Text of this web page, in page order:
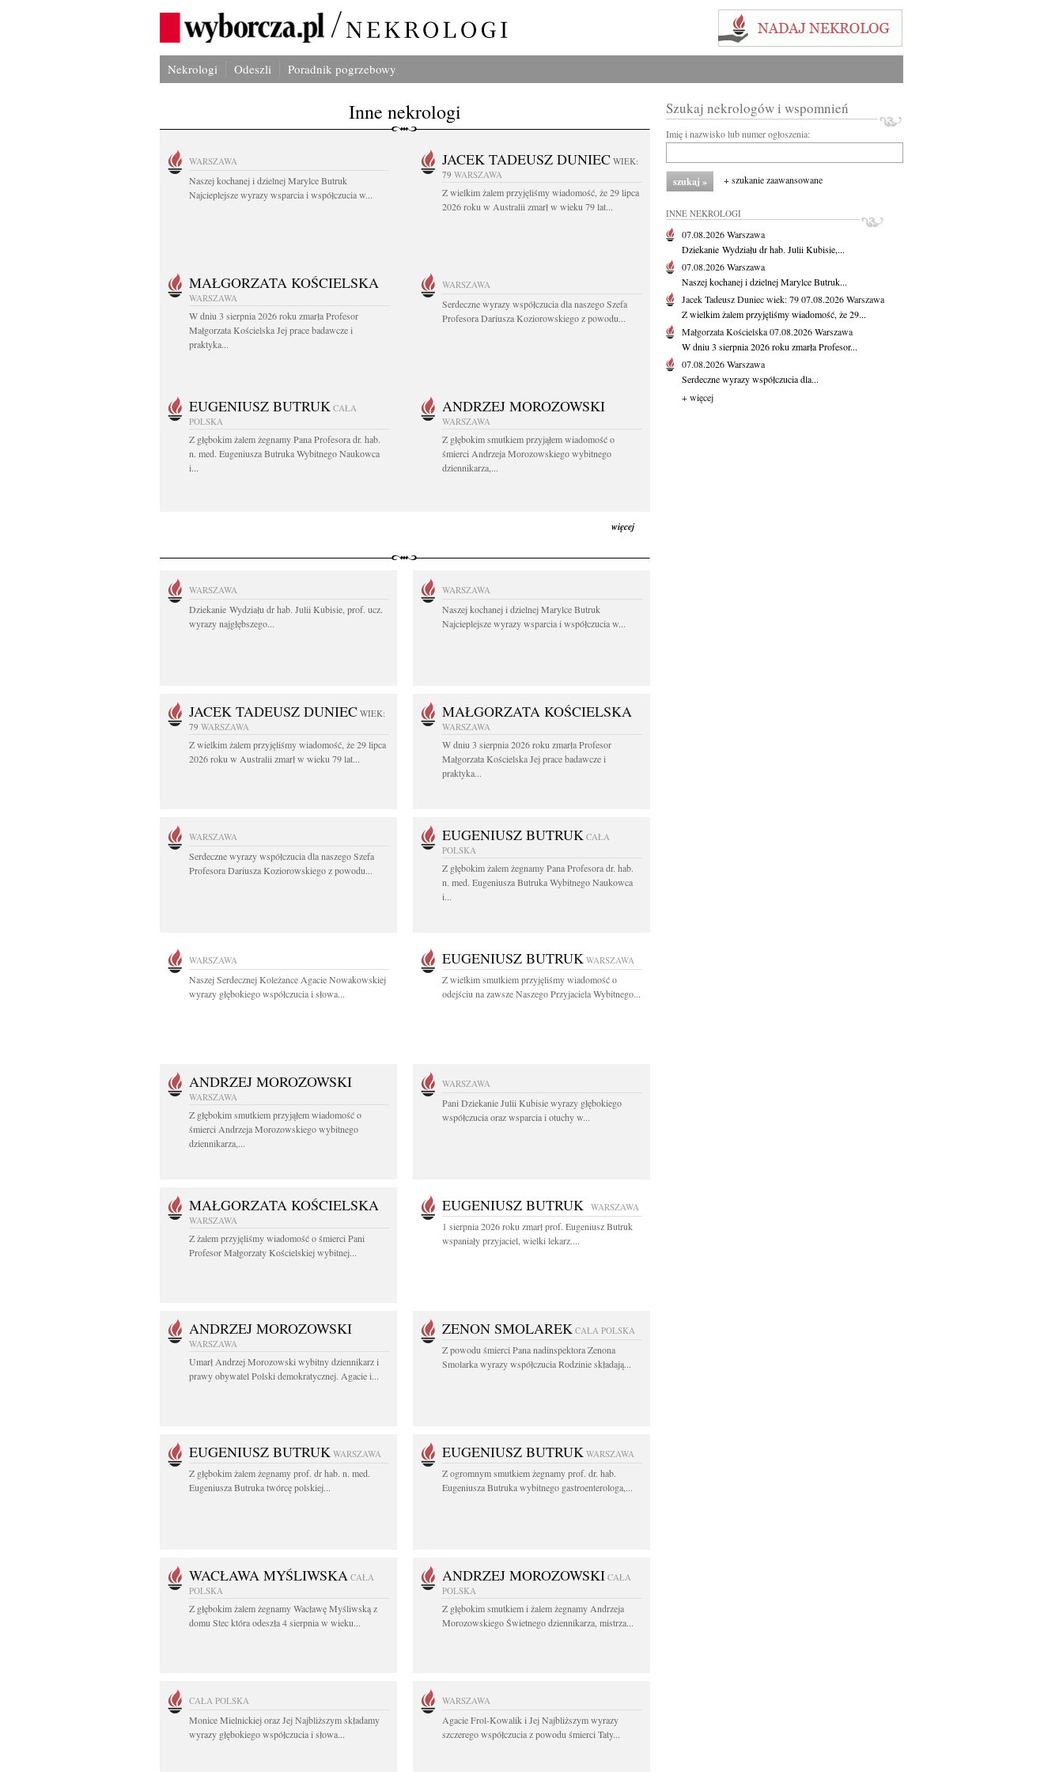
Nekrologi Odeszli Poradnik pogrzebowy
Inne nekrologi
WARSZAWA
Naszej kochanej i dzielnej Marylce Butruk
Najcieplejsze wyrazy wsparcia i współczucia w...
JACEK TADEUSZ DUNIEC WIEK:
79 WARSZAWA
Z wielkim żalem przyjęliśmy wiadomość, że 29 lipca
2026 roku w Australii zmarł w wieku 79 lat...
MAŁGORZATA KOŚCIELSKA
WARSZAWA
W dniu 3 sierpnia 2026 roku zmarła Profesor
Małgorzata Kościelska Jej prace badawcze i
praktyka...
WARSZAWA
Serdeczne wyrazy współczucia dla naszego Szefa
Profesora Dariusza Koziorowskiego z powodu...
EUGENIUSZ BUTRUK CAŁA
POLSKA
Z głębokim żalem żegnamy Pana Profesora dr. hab.
n. med. Eugeniusza Butruka Wybitnego Naukowca
i...
ANDRZEJ MOROZOWSKI
WARSZAWA
Z głębokim smutkiem przyjąłem wiadomość o
śmierci Andrzeja Morozowskiego wybitnego
dziennikarza,...
więcej
WARSZAWA
Dziekanie Wydziału dr hab. Julii Kubisie, prof. ucz.
wyrazy najgłębszego...
WARSZAWA
Naszej kochanej i dzielnej Marylce Butruk
Najcieplejsze wyrazy wsparcia i współczucia w...
JACEK TADEUSZ DUNIEC WIEK:
79 WARSZAWA
Z wielkim żalem przyjęliśmy wiadomość, że 29 lipca
2026 roku w Australii zmarł w wieku 79 lat...
MAŁGORZATA KOŚCIELSKA
WARSZAWA
W dniu 3 sierpnia 2026 roku zmarła Profesor
Małgorzata Kościelska Jej prace badawcze i
praktyka...
WARSZAWA
Serdeczne wyrazy współczucia dla naszego Szefa
Profesora Dariusza Koziorowskiego z powodu...
EUGENIUSZ BUTRUK CAŁA
POLSKA
Z głębokim żalem żegnamy Pana Profesora dr. hab.
n. med. Eugeniusza Butruka Wybitnego Naukowca
i...
WARSZAWA
Naszej Serdecznej Koleżance Agacie Nowakowskiej
wyrazy głębokiego współczucia i słowa...
EUGENIUSZ BUTRUK WARSZAWA
Z wielkim smutkiem przyjęliśmy wiadomość o
odejściu na zawsze Naszego Przyjaciela Wybitnego...
ANDRZEJ MOROZOWSKI
WARSZAWA
Z głębokim smutkiem przyjąłem wiadomość o
śmierci Andrzeja Morozowskiego wybitnego
dziennikarza,...
WARSZAWA
Pani Dziekanie Julii Kubisie wyrazy głębokiego
współczucia oraz wsparcia i otuchy w...
MAŁGORZATA KOŚCIELSKA
WARSZAWA
Z żalem przyjęliśmy wiadomość o śmierci Pani
Profesor Małgorzaty Kościelskiej wybitnej...
EUGENIUSZ BUTRUK WARSZAWA
1 sierpnia 2026 roku zmarł prof. Eugeniusz Butruk
wspaniały przyjaciel, wielki lekarz....
ANDRZEJ MOROZOWSKI
WARSZAWA
Umarł Andrzej Morozowski wybitny dziennikarz i
prawy obywatel Polski demokratycznej. Agacie i...
ZENON SMOLAREK CAŁA POLSKA
Z powodu śmierci Pana nadinspektora Zenona
Smolarka wyrazy współczucia Rodzinie składają...
EUGENIUSZ BUTRUK WARSZAWA
Z głębokim żalem żegnamy prof. dr hab. n. med.
Eugeniusza Butruka twórcę polskiej...
EUGENIUSZ BUTRUK WARSZAWA
Z ogromnym smutkiem żegnamy prof. dr. hab.
Eugeniusza Butruka wybitnego gastroenterologa,...
WACŁAWA MYŚLIWSKA CAŁA
POLSKA
Z głębokim żalem żegnamy Wacławę Myśliwską z
domu Stec która odeszła 4 sierpnia w wieku...
ANDRZEJ MOROZOWSKI CAŁA
POLSKA
Z głębokim smutkiem i żalem żegnamy Andrzeja
Morozowskiego Świetnego dziennikarza, mistrza...
CAŁA POLSKA
Monice Mielnickiej oraz Jej Najbliższym składamy
wyrazy głębokiego współczucia i słowa...
WARSZAWA
Agacie Frol-Kowalik i Jej Najbliższym wyrazy
szczerego współczucia z powodu śmierci Taty...
Szukaj nekrologów i wspomnień
Imię i nazwisko lub numer ogłoszenia:
+ szukanie zaawansowane
INNE NEKROLOGI
07.08.2026Warszawa
Dziekanie Wydziału dr hab. Julii Kubisie,...
07.08.2026Warszawa
Naszej kochanej i dzielnej Marylce Butruk...
Jacek Tadeusz Duniecwiek: 7907.08.2026Warszawa
Z wielkim żalem przyjęliśmy wiadomość, że 29...
Małgorzata Kościelska07.08.2026Warszawa
W dniu 3 sierpnia 2026 roku zmarła Profesor...
07.08.2026Warszawa
Serdeczne wyrazy współczucia dla...
+ więcej